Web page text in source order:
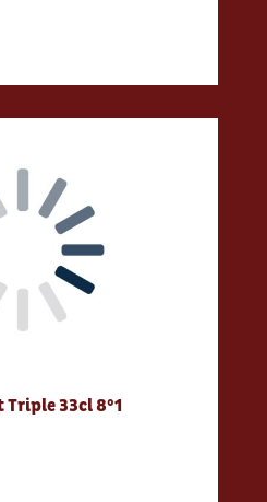
Triple 33cl 8°1